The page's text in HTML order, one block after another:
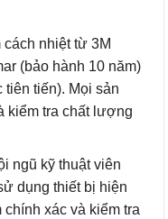
cách nhiệt từ 3M
(bảo hành 10 năm)
tiên tiến). Mọi sản
kiểm tra chất lượng
ngũ kỹ thuật viên
dụng thiết bị hiện
xác và kiểm tra